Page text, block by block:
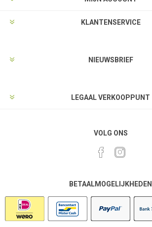
KLANTENSERVICE
NIEUWSBRIEF
LEGAAL VERKOOPPUNT
VOLG ONS
BETAALMOGELIJKHEDEN